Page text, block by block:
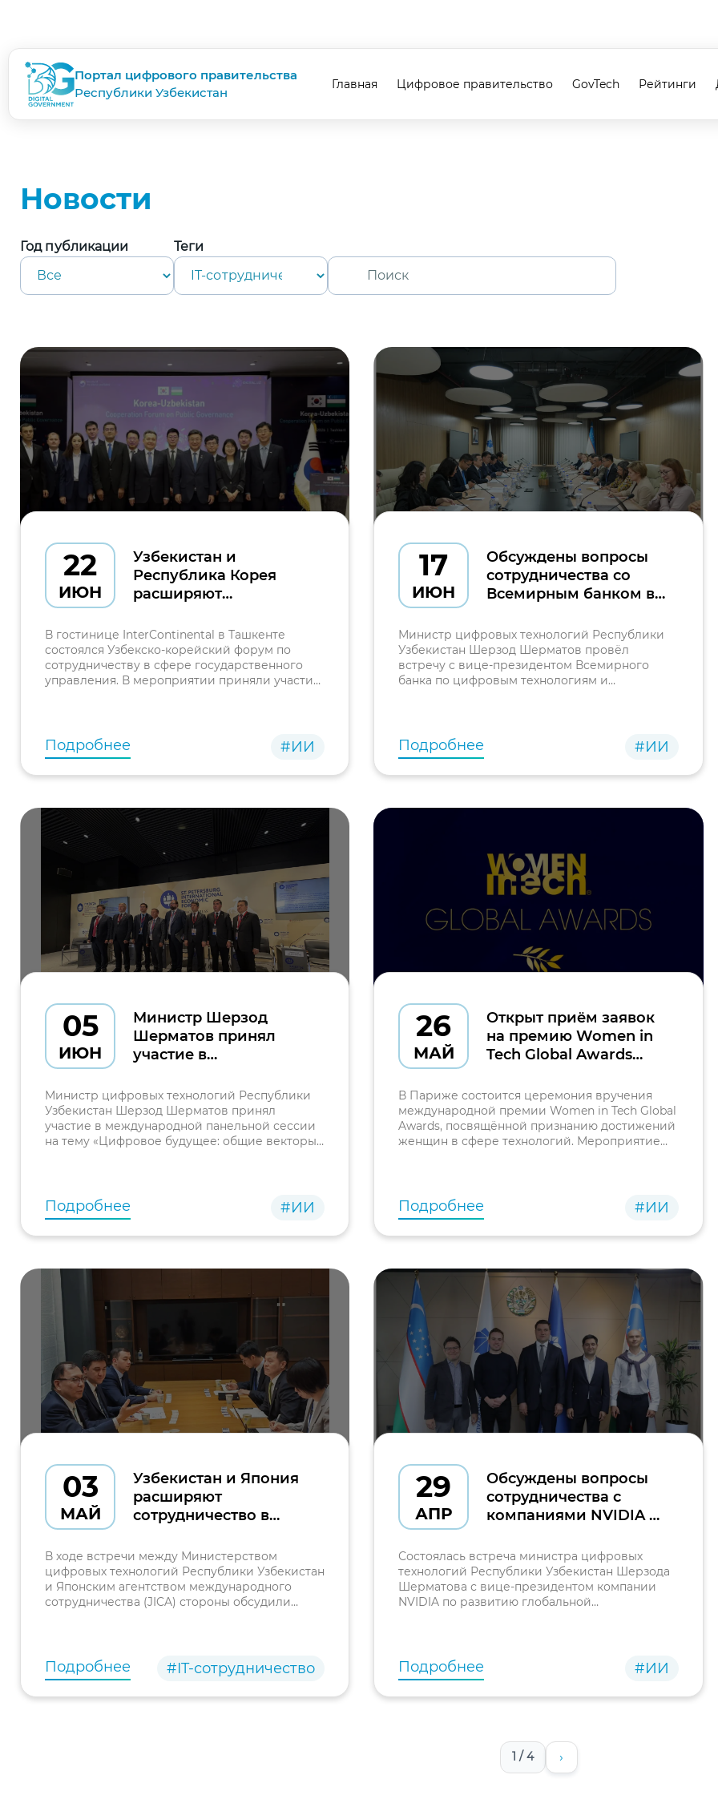
Портал цифрового правительства
Республики Узбекистан
Главная Цифровое правительство GovTech Рейтинги
Новости
Год публикации Теги
22
ИЮН
Узбекистан и
Республика Корея
расширяют
сфере
государственного
управления и
цифровой
В гостинице InterContinental в Ташкенте
состоялся Узбекско-корейский форум по
сотрудничеству в сфере государственного
управления. В мероприятии приняли участие
Подробнее #ИИ
17
ИЮН
Обсуждены вопросы
сотрудничества со
Всемирным банком в
трансформации
Министр цифровых технологий Республики
Узбекистан Шерзод Шерматов провёл
встречу с вице-президентом Всемирного
банка по цифровым технологиям и
Подробнее #ИИ
05
ИЮН
Министр Шерзод
Шерматов принял
участие в
панельной сессии
«Цифровое будущее»
Министр цифровых технологий Республики
Узбекистан Шерзод Шерматов принял
участие в международной панельной сессии
на тему «Цифровое будущее: общие векторы
экономическ
Подробнее #ИИ
26
МАЙ
Открыт приём заявок
на премию Women in
Tech Global Awards
В Париже состоится церемония вручения
международной премии Women in Tech Global
Awards, посвящённой признанию достижений
женщин в сфере технологий. Мероприятие
Подробнее #ИИ
03
МАЙ
Узбекистан и Япония
расширяют
сотрудничество в
образования и
цифровой инклюзии
В ходе встречи между Министерством
цифровых технологий Республики Узбекистан
и Японским агентством международного
сотрудничества (JICA) стороны обсудили
Подробнее #IT-сотрудничество
29
АПР
Обсуждены вопросы
сотрудничества с
компаниями NVIDIA и
инфраструктуры
искусственного
интеллекта в
Узбекистане
Состоялась встреча министра цифровых
технологий Республики Узбекистан Шерзода
Шерматова с вице-президентом компании
NVIDIA по развитию глобальной
Подробнее #ИИ
1 / 4 ›